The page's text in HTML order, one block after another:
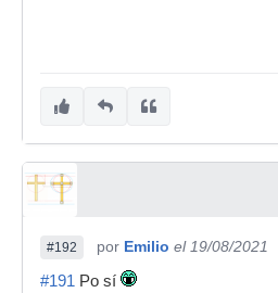
#192 por Emilio el 19/08/2021
#191 Po sí